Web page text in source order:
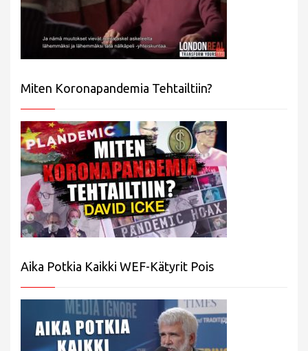
Miten Koronapandemia Tehtailtiin?
Aika Potkia Kaikki WEF-Kätyrit Pois